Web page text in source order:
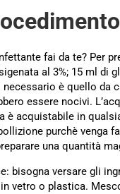
fai da te? Per
al 3%; 15 ml di
necessario è quello
essere nocivi.
è acquistabile in
purchè venga
una quantità
bisogna versare gli
vetro o plastica.